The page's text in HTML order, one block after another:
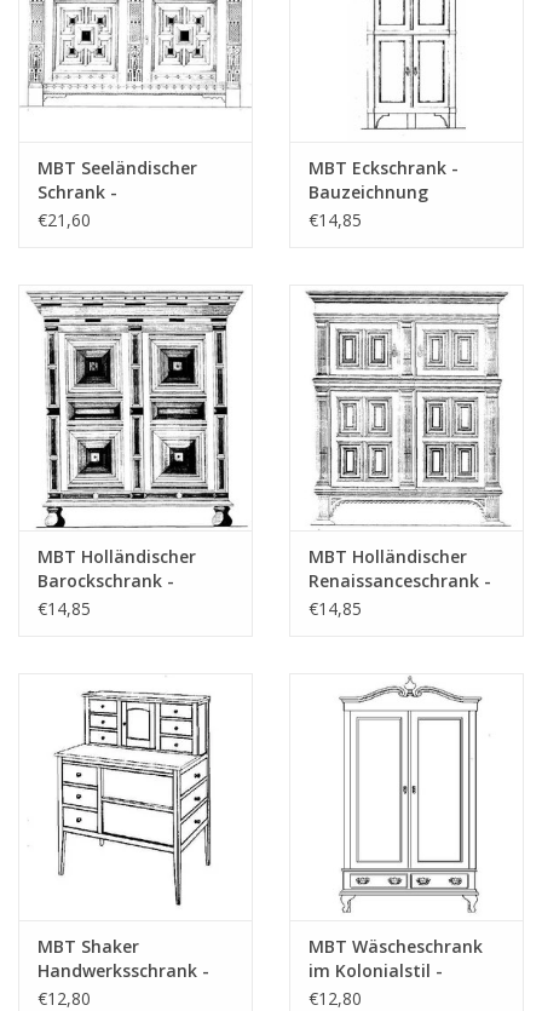
MBT Seeländischer
Schrank -
Bauzeichnung
€21,60
MBT Eckschrank -
Bauzeichnung
Maßstab 1 : N/A
€14,85
MBT Holländischer
Barockschrank -
Bauzeichnung
€14,85
MBT Holländischer
Renaissanceschrank -
Bauzeichnung
€14,85
MBT Shaker
Handwerksschrank -
Bauzeichnung
€12,80
MBT Wäscheschrank
im Kolonialstil -
Bauzeichnung
€12,80